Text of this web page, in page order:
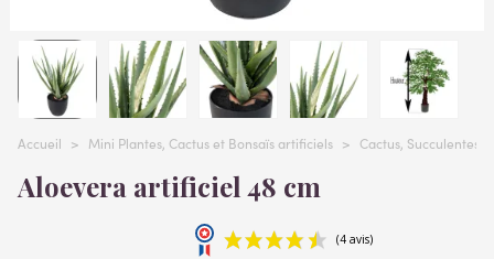
Accueil > Mini Plantes, Cactus et Bonsaïs artificiels > Cactus, Succulentes,
Aloevera artificiel 48 cm